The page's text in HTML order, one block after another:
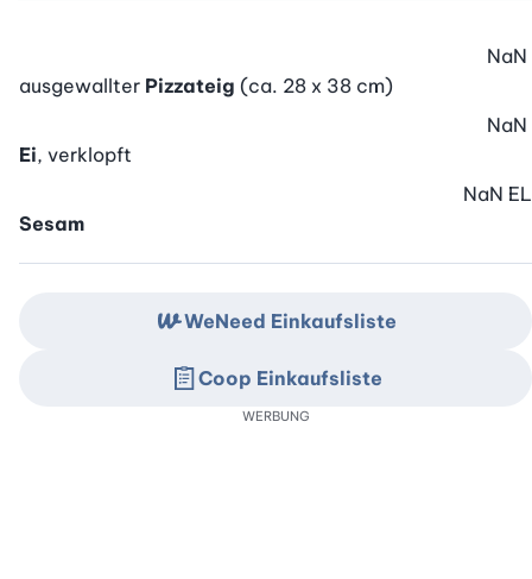
ausgewallter Pizzateig (ca. 28 x 38 cm)
NaN
Ei, verklopft
NaN
Sesam
NaN EL
WeNeed Einkaufsliste
Coop Einkaufsliste
WERBUNG